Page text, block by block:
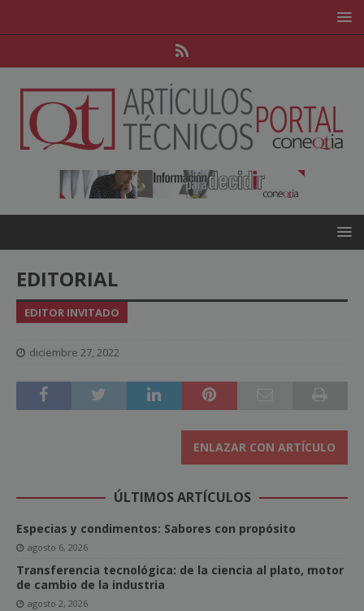
EDITORIAL
EDITOR INVITADO
diciembre 27, 2022
ENLAZAR CON ARTÍCULO
ÚLTIMOS ARTÍCULOS
Especias y condimentos: Sabores con propósito
agosto 6, 2026
Transferencia tecnológica: de la ciencia al plato, motor
de cambio de la industria
agosto 2, 2026